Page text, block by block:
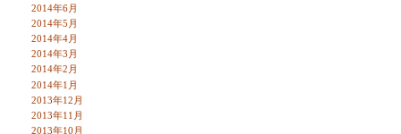
2014年6月
2014年5月
2014年4月
2014年3月
2014年2月
2014年1月
2013年12月
2013年11月
2013年10月